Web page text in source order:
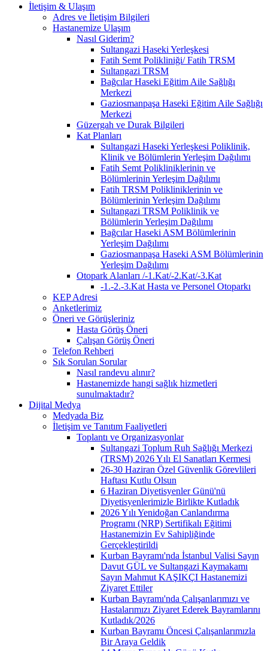
İletişim & Ulaşım
Adres ve İletişim Bilgileri
Hastanemize Ulaşım
Nasıl Giderim?
Sultangazi Haseki Yerleşkesi
Fatih Semt Polikliniği/ Fatih TRSM
Sultangazi TRSM
Bağcılar Haseki Eğitim Aile Sağlığı
Merkezi
Gaziosmanpaşa Haseki Eğitim Aile Sağlığı
Merkezi
Güzergah ve Durak Bilgileri
Kat Planları
Sultangazi Haseki Yerleşkesi Poliklinik,
Klinik ve Bölümlerin Yerleşim Dağılımı
Fatih Semt Polikliniklerinin ve
Bölümlerinin Yerleşim Dağılımı
Fatih TRSM Polikliniklerinin ve
Bölümlerinin Yerleşim Dağılımı
Sultangazi TRSM Poliklinik ve
Bölümlerin Yerleşim Dağılımı
Bağcılar Haseki ASM Bölümlerinin
Yerleşim Dağılımı
Gaziosmanpaşa Haseki ASM Bölümlerinin
Yerleşim Dağılımı
Otopark Alanları /-1.Kat/-2.Kat/-3.Kat
-1.-2.-3.Kat Hasta ve Personel Otoparkı
KEP Adresi
Anketlerimiz
Öneri ve Görüşleriniz
Hasta Görüş Öneri
Çalışan Görüş Öneri
Telefon Rehberi
Sık Sorulan Sorular
Nasıl randevu alınır?
Hastanemizde hangi sağlık hizmetleri
sunulmaktadır?
Dijital Medya
Medyada Biz
İletişim ve Tanıtım Faaliyetleri
Toplantı ve Organizasyonlar
Sultangazi Toplum Ruh Sağlığı Merkezi
(TRSM) 2026 Yılı El Sanatları Kermesi
26-30 Haziran Özel Güvenlik Görevlileri
Haftası Kutlu Olsun
6 Haziran Diyetisyenler Günü'nü
Diyetisyenlerimizle Birlikte Kutladık
2026 Yılı Yenidoğan Canlandırma
Programı (NRP) Sertifikalı Eğitimi
Hastanemizin Ev Sahipliğinde
Gerçekleştirildi
Kurban Bayramı'nda İstanbul Valisi Sayın
Davut GÜL ve Sultangazi Kaymakamı
Sayın Mahmut KAŞIKÇI Hastanemizi
Ziyaret Ettiler
Kurban Bayramı'nda Çalışanlarımızı ve
Hastalarımızı Ziyaret Ederek Bayramlarını
Kutladık/2026
Kurban Bayramı Öncesi Çalışanlarımızla
Bir Araya Geldik